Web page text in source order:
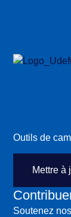
Outils de
Mettre à
Soutenez